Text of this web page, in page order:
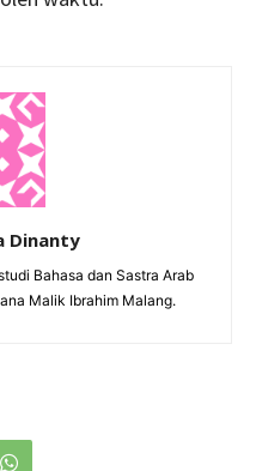
Dinanty
Bahasa dan Sastra Arab
Malik Ibrahim Malang.